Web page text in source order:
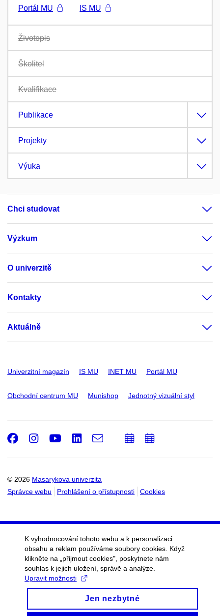
Portál MU
IS MU
Životopis
Školitel
Kvalifikace
Publikace
Projekty
Výuka
Chci studovat
Výzkum
O univerzitě
Kontakty
Aktuálně
Univerzitní magazín IS MU INET MU Portál MU
Obchodní centrum MU Munishop Jednotný vizuální styl
© 2026 Masarykova univerzita
Správce webu
Prohlášení o přístupnosti Cookies
Facebook
Instagram
Youtube
LinkedIn
e-
Email
PřidatPřidat
K vyhodnocování tohoto webu a k personalizaci
obsahu a reklam používáme soubory cookies. Když
klikněte na „přijmout cookies", poskytnete nám
souhlas k jejich uložení, správě a analýze.
Upravit možnosti
Jen nezbytné